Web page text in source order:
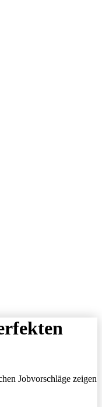
Jobvorschläge zeigen